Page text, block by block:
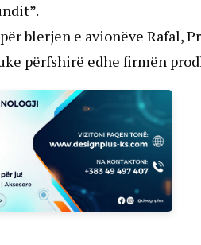
blerjen e avionëve Rafal,
përfshirë edhe firmën